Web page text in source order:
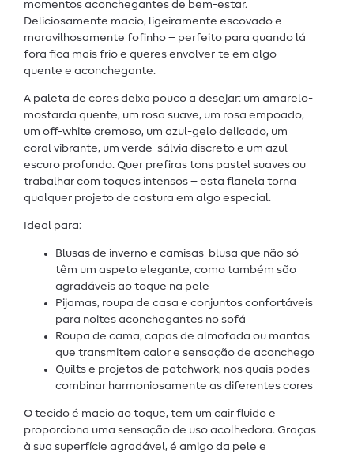
momentos aconchegantes de bem-estar.
Deliciosamente macio, ligeiramente escovado e
maravilhosamente fofinho – perfeito para quando lá
fora fica mais frio e queres envolver-te em algo
quente e aconchegante.
A paleta de cores deixa pouco a desejar: um amarelo-
mostarda quente, um rosa suave, um rosa empoado,
um off-white cremoso, um azul-gelo delicado, um
coral vibrante, um verde-sálvia discreto e um azul-
escuro profundo. Quer prefiras tons pastel suaves ou
trabalhar com toques intensos – esta flanela torna
qualquer projeto de costura em algo especial.
Ideal para:
Blusas de inverno e camisas-blusa que não só
têm um aspeto elegante, como também são
agradáveis ao toque na pele
Pijamas, roupa de casa e conjuntos confortáveis
para noites aconchegantes no sofá
Roupa de cama, capas de almofada ou mantas
que transmitem calor e sensação de aconchego
Quilts e projetos de patchwork, nos quais podes
combinar harmoniosamente as diferentes cores
O tecido é macio ao toque, tem um cair fluido e
proporciona uma sensação de uso acolhedora. Graças
à sua superfície agradável, é amigo da pele e